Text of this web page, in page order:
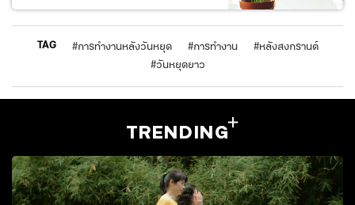
TAG #การทำงานหลังวันหยุด #การทำงาน #หลังสงกรานต์
#วันหยุดยาว
TRENDING